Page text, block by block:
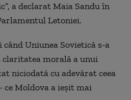
a declarat Maia Sandu în
Letoniei.
Uniunea Sovietică s-a
claritatea morală a unui
niciodată cu adevărat ceea
ce Moldova a ieşit mai